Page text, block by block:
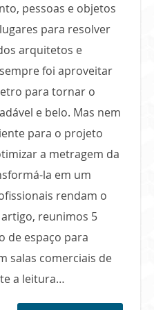
pessoas e objetos
para resolver
arquitetos e
foi aproveitar
para tornar o
e belo. Mas nem
para o projeto
a metragem da
la em um
rendam o
reunimos 5
de espaço para
salas comerciais de
a leitura…